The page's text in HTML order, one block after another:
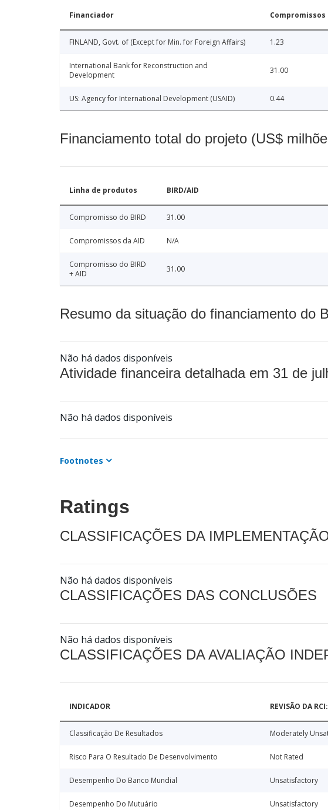
Financiador Compromissos
FINLAND, Govt. of (Except for Min. for Foreign Affairs) 1.23
International Bank for Reconstruction and
Development
31.00
US: Agency for International Development (USAID) 0.44
Financiamento total do projeto (US$
Linha de produtos BIRD/AID
Compromisso do BIRD 31.00
Compromissos da AID N/A
Compromisso do BIRD
+ AID
31.00
Resumo da situação do financiamento do
Não há dados disponíveis
Atividade financeira detalhada em 31 de
Não há dados disponíveis
Footnotes
Ratings
CLASSIFICAÇÕES DA
Não há dados disponíveis
CLASSIFICAÇÕES DAS CONCLUSÕES
Não há dados disponíveis
CLASSIFICAÇÕES DA AVALIAÇÃO
INDICADOR REVISÃO DA
Classificação De Resultados Moderately
Risco Para O Resultado De Desenvolvimento Not Rated
Desempenho Do Banco Mundial Unsatisfactory
Desempenho Do Mutuário Unsatisfactory